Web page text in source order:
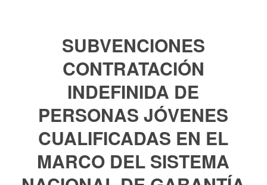
SUBVENCIONES
CONTRATACIÓN
INDEFINIDA DE
PERSONAS JÓVENES
CUALIFICADAS EN EL
MARCO DEL SISTEMA